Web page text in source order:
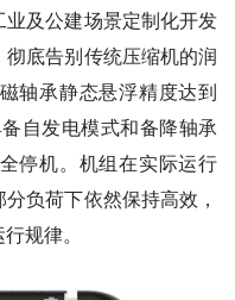
及公建场景定制化开发
底告别传统压缩机的润
轴承静态悬浮精度达到
自发电模式和备降轴承
停机。机组在实际运行
负荷下依然保持高效，
规律。